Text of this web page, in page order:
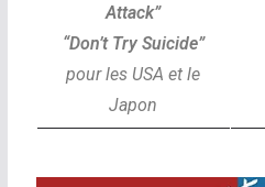
Attack”
“Don’t Try Suicide”
pour les USA et le
Japon